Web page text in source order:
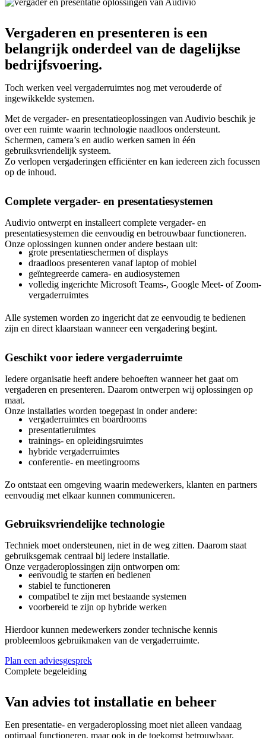
Vergaderen en presenteren is een
belangrijk onderdeel van de dagelijkse
bedrijfsvoering.
Toch werken veel vergaderruimtes nog met verouderde of
ingewikkelde systemen.
Met de vergader- en presentatieoplossingen van Audivio beschik je
over een ruimte waarin technologie naadloos ondersteunt.
Schermen, camera’s en audio werken samen in één
gebruiksvriendelijk systeem.
Zo verlopen vergaderingen efficiënter en kan iedereen zich focussen
op de inhoud.
Complete vergader- en presentatiesystemen
Audivio ontwerpt en installeert complete vergader- en
presentatiesystemen die eenvoudig en betrouwbaar functioneren.
Onze oplossingen kunnen onder andere bestaan uit:
grote presentatieschermen of displays
draadloos presenteren vanaf laptop of mobiel
geïntegreerde camera- en audiosystemen
volledig ingerichte Microsoft Teams-, Google Meet- of Zoom-
vergaderruimtes
Alle systemen worden zo ingericht dat ze eenvoudig te bedienen
zijn en direct klaarstaan wanneer een vergadering begint.
Geschikt voor iedere vergaderruimte
Iedere organisatie heeft andere behoeften wanneer het gaat om
vergaderen en presenteren. Daarom ontwerpen wij oplossingen op
maat.
Onze installaties worden toegepast in onder andere:
vergaderruimtes en boardrooms
presentatieruimtes
trainings- en opleidingsruimtes
hybride vergaderruimtes
conferentie- en meetingrooms
Zo ontstaat een omgeving waarin medewerkers, klanten en partners
eenvoudig met elkaar kunnen communiceren.
Gebruiksvriendelijke technologie
Techniek moet ondersteunen, niet in de weg zitten. Daarom staat
gebruiksgemak centraal bij iedere installatie.
Onze vergaderoplossingen zijn ontworpen om:
eenvoudig te starten en bedienen
stabiel te functioneren
compatibel te zijn met bestaande systemen
voorbereid te zijn op hybride werken
Hierdoor kunnen medewerkers zonder technische kennis
probleemloos gebruikmaken van de vergaderruimte.
Plan een adviesgesprek
Complete begeleiding
Van advies tot installatie en beheer
Een presentatie- en vergaderoplossing moet niet alleen vandaag
optimaal functioneren, maar ook in de toekomst betrouwbaar,